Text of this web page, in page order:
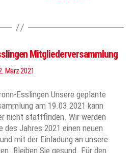
Mitgliederversammlung
März 2021
Esslingen Unsere geplante
am 19.03.2021 kann
nicht stattfinden. Wir werden
des Jahres 2021 einen neuen
mit der Einladung an unsere
Bleiben Sie gesund. Für den